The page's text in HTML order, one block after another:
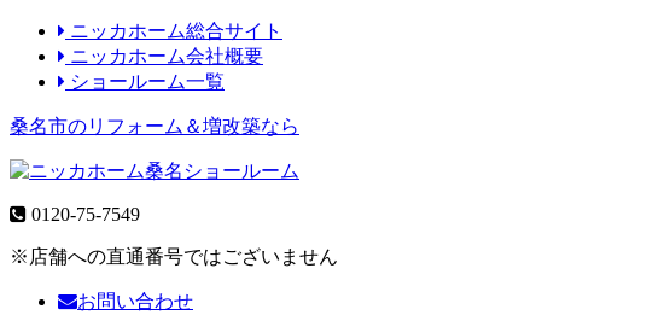
ニッカホーム総合サイト
ニッカホーム会社概要
ショールーム一覧
桑名市のリフォーム＆増改築なら
0120-75-7549
※店舗への直通番号ではございません
お問い合わせ